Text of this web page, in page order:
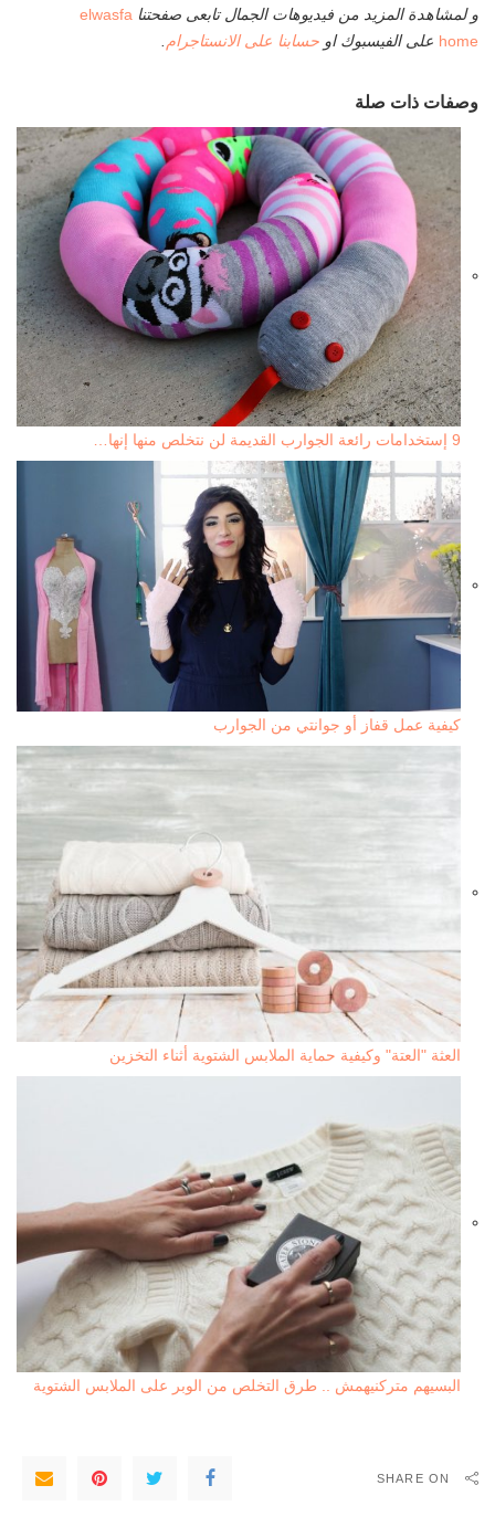
و لمشاهدة المزيد من فيديوهات الجمال تابعى صفحتنا elwasfa
home على الفيسبوك او حسابنا على الانستاجرام
وصفات ذات صلة
9 إستخدامات رائعة الجوارب القديمة لن نتخلص منها إنها…
كيفية عمل قفاز أو جوانتي من الجوارب
العثة "العتة" وكيفية حماية الملابس الشتوية أثناء التخزين
البسيهم متركنيهمش .. طرق التخلص من الوبر على الملابس الشتوية
SHARE ON